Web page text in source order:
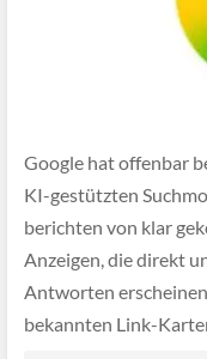
Google hat offenbar
KI-gestützten
berichten von klar
Anzeigen, die direkt
Antworten
bekannten Link-